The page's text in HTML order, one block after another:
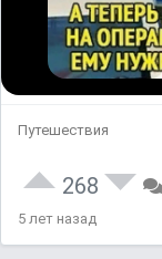
Путешествия
268
5 лет назад